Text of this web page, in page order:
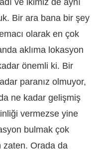
Bir ara bana bir şey
olarak en çok
aklıma lokasyon
önemli ki. Bir
paranız olmuyor,
ne kadar gelişmiş
vermezse yine
bulmak çok
zaten. Orada da